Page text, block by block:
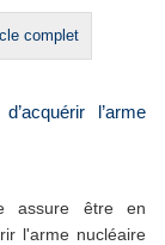
complet
l’arme
assure être en
l'arme nucléaire